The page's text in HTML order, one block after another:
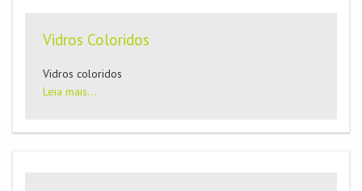
Vidros Coloridos
Vidros coloridos
Leia mais...